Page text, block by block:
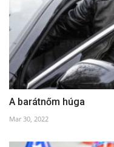
A barátnőm húga
Mar 30, 2022